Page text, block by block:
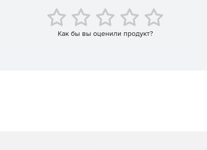
Как бы вы оценили продукт?